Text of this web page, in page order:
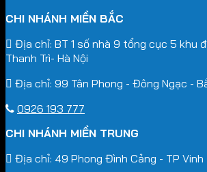
CHI NHÁNH MIỀN BẮC
Địa chỉ: BT 1 số nhà 9 tổng cục 5 khu
Thanh Trì- Hà Nội
Địa chỉ: 99 Tân Phong - Đông Ngạc -
0926 193 777
CHI NHÁNH MIỀN TRUNG
Địa chỉ: 49 Phong Đình Cảng - TP Vinh